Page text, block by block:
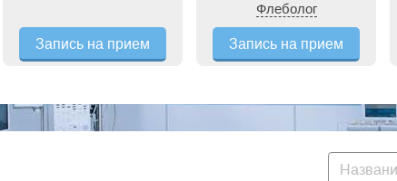
Запись на прием
Флеболог
Запись на прием